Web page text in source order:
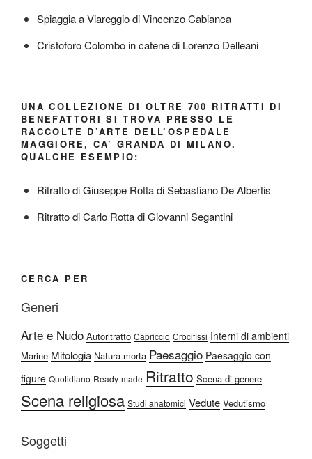
Spiaggia a Viareggio di Vincenzo Cabianca
Cristoforo Colombo in catene di Lorenzo Delleani
UNA COLLEZIONE DI OLTRE 700 RITRATTI DI
BENEFATTORI SI TROVA PRESSO LE
RACCOLTE D’ARTE DELL’OSPEDALE
MAGGIORE, CA’ GRANDA DI MILANO.
QUALCHE ESEMPIO:
Ritratto di Giuseppe Rotta di Sebastiano De Albertis
Ritratto di Carlo Rotta di Giovanni Segantini
CERCA PER
Generi
Arte e Nudo Autoritratto Capriccio Crocifissi Interni di ambienti
Marine Mitologia Natura morta Paesaggio Paesaggio con
figure Quotidiano Ready-made Ritratto Scena di genere
Scena religiosa Studi anatomici Vedute Vedutismo
Soggetti